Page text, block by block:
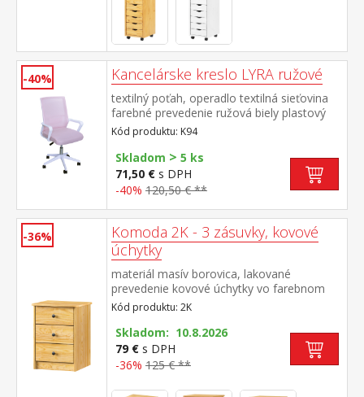
-40% Kancelárske kreslo LYRA ružové
textilný poťah, operadlo textilná sieťovina
farebné prevedenie ružová biely plastový
kríž a podrúčky výška sedu 43-53 cm
Kód produktu: K94
Skladom > 5 ks
71,50 € s DPH
-40% 120,50 € **
-36%
Komoda 2K - 3 zásuvky, kovové
úchytky
materiál masív borovica, lakované
prevedenie kovové úchytky vo farebnom
prevedení černená mosadz 3 zásuvky s
kovovými pojazdmi, hĺbka zásuvky 27,5 cm
Kód produktu: 2K
Skladom: 10.8.2026
79 € s DPH
-36% 125 € **